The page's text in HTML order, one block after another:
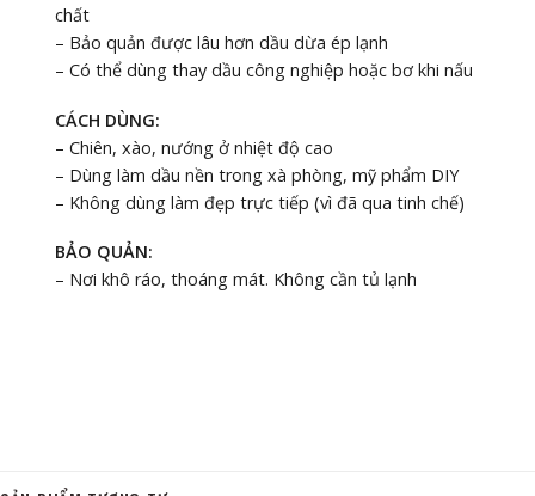
chất
– Bảo quản được lâu hơn dầu dừa ép lạnh
– Có thể dùng thay dầu công nghiệp hoặc bơ khi nấu
CÁCH DÙNG:
– Chiên, xào, nướng ở nhiệt độ cao
– Dùng làm dầu nền trong xà phòng, mỹ phẩm DIY
– Không dùng làm đẹp trực tiếp (vì đã qua tinh chế)
BẢO QUẢN:
– Nơi khô ráo, thoáng mát. Không cần tủ lạnh